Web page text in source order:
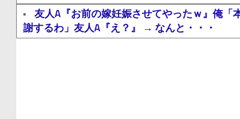
友人A『お前の嫁妊娠させてやったｗ』俺
謝するわ」友人A『え？』 → なんと・・・